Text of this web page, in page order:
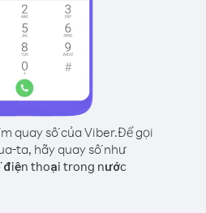
quay số của Viber.Để gọi
ta, hãy quay số như
điện thoại trong nước